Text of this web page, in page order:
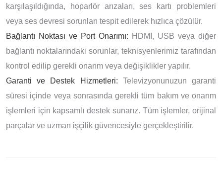
karşılaşıldığında, hoparlör arızaları, ses kartı problemleri
veya ses devresi sorunları tespit edilerek hızlıca çözülür.
Bağlantı Noktası ve Port Onarımı: HDMI, USB veya diğer
bağlantı noktalarındaki sorunlar, teknisyenlerimiz tarafından
kontrol edilip gerekli onarım veya değişiklikler yapılır.
Garanti ve Destek Hizmetleri: Televizyonunuzun garanti
süresi içinde veya sonrasında gerekli tüm bakım ve onarım
işlemleri için kapsamlı destek sunarız. Tüm işlemler, orijinal
parçalar ve uzman işçilik güvencesiyle gerçekleştirilir.